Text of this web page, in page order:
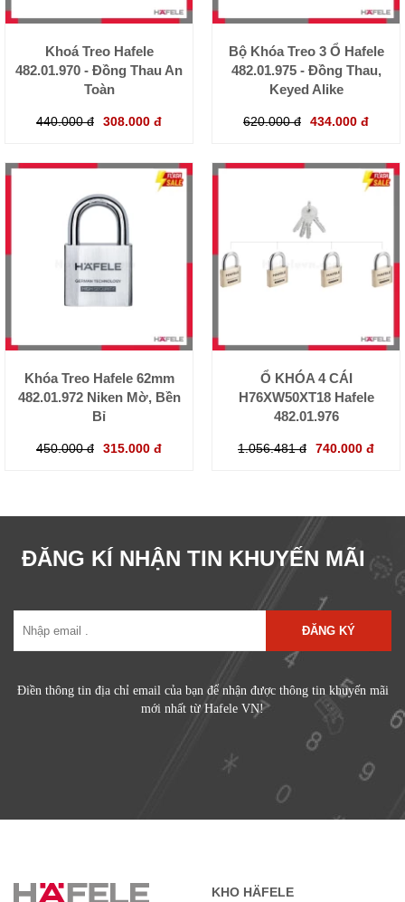
Khoá Treo Hafele
482.01.970 - Đồng Thau An
Toàn
440.000 đ 308.000 đ
Bộ Khóa Treo 3 Ổ Hafele
482.01.975 - Đồng Thau,
Keyed Alike
620.000 đ 434.000 đ
Khóa Treo Hafele 62mm
482.01.972 Niken Mờ, Bền
Bỉ
450.000 đ 315.000 đ
Ổ KHÓA 4 CÁI
H76XW50XT18 Hafele
482.01.976
1.056.481 đ 740.000 đ
ĐĂNG KÍ NHẬN TIN KHUYẾN MÃI
ĐĂNG KÝ
Điền thông tin địa chỉ email của bạn để nhận được thông tin khuyến mãi
mới nhất từ Hafele VN!
KHO HÄFELE